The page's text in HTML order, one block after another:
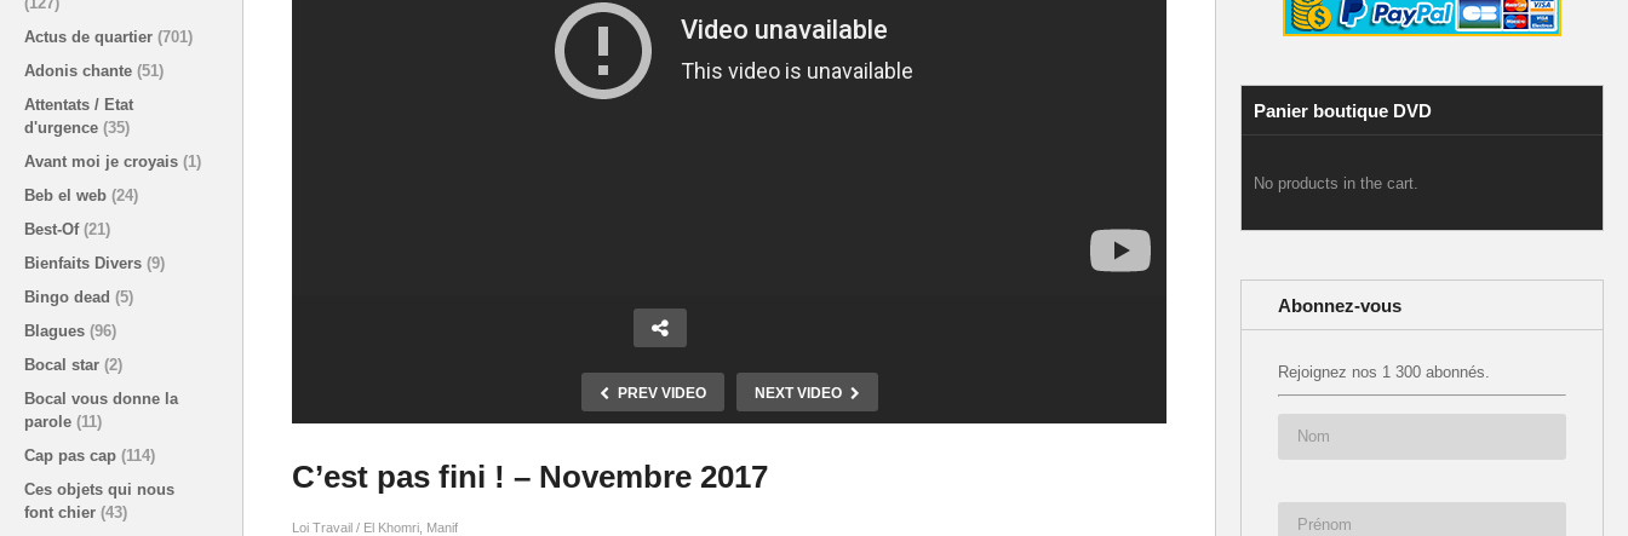
Actus de quartier (701)
Adonis chante (51)
Attentats / Etat
d'urgence (35)
Avant moi je croyais (1)
Beb el web (24)
Best-Of (21)
Bienfaits Divers (9)
Bingo dead (5)
Blagues (96)
Bocal star (2)
Bocal vous donne la
parole (11)
Cap pas cap (114)
Ces objets qui nous
font chier (43)
PREV VIDEO NEXT VIDEO
C’est pas fini ! – Novembre 2017
Loi Travail / El Khomri Manif
Panier boutique DVD
No products in the cart.
Abonnez-vous
Rejoignez nos 1 300 abonnés.